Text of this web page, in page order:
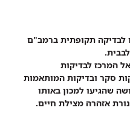
לבדיקה תקופתית ברמב"ם
המרכז לבדיקות
סקר ובדיקות המותאמות
שהגיעו למכון באותו
אזהרה מצילת חיים.